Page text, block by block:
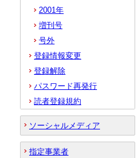
2001年
増刊号
号外
登録情報変更
登録解除
パスワード再発行
読者登録規約
ソーシャルメディア
指定事業者